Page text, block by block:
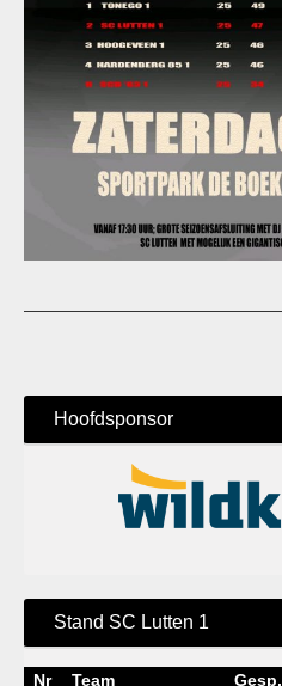
Hoofdsponsor
Stand SC Lutten 1
Nr Team Gesp.